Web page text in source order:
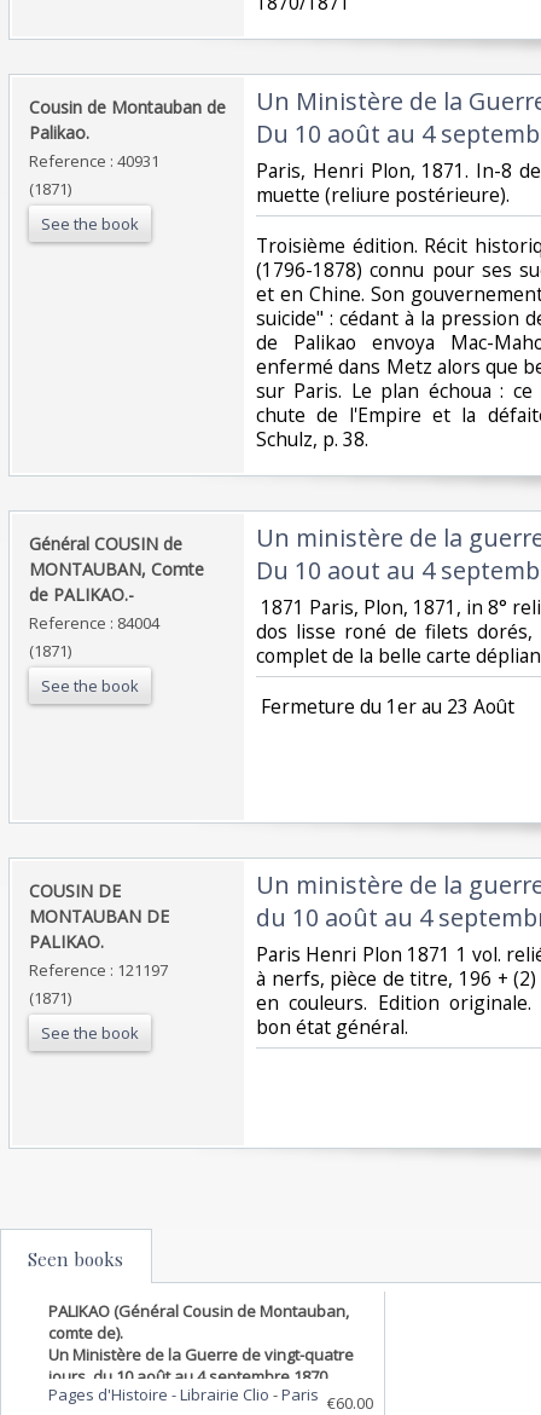
‎Cousin de Montauban de
Palikao.‎
Reference : 40931
(1871)
See the book
‎Un Ministère de la
Du 10 août au 4
‎Paris, Henri Plon, 1871. In-8
muette (reliure postérieure). ‎
‎Troisième édition. Récit
(1796-1878) connu pour ses
et en Chine. Son
suicide" : cédant à la pression
de Palikao envoya Mac-
enfermé dans Metz alors que
sur Paris. Le plan échoua :
chute de l'Empire et la
Schulz, p. 38. ‎
‎Général COUSIN de
MONTAUBAN, Comte
de PALIKAO.-‎
Reference : 84004
(1871)
See the book
‎Un ministère de la
Du 10 aout au 4
1871 Paris, Plon, 1871, in 8°
dos lisse roné de filets
complet de la belle carte
‎ Fermeture du 1er au 23 Août‎
‎COUSIN DE
MONTAUBAN DE
PALIKAO.‎
Reference : 121197
(1871)
See the book
‎Un ministère de la
du 10 août au 4
‎Paris Henri Plon 1871 1 vol.
à nerfs, pièce de titre, 196 +
en couleurs. Edition
bon état général.‎
Seen books
PALIKAO (Général Cousin de Montauban,
comte de).
Un Ministère de la Guerre de vingt-quatre
jours, du 10 août au 4 septembre 1870.
Pages d'Histoire - Librairie Clio -Paris €60.00